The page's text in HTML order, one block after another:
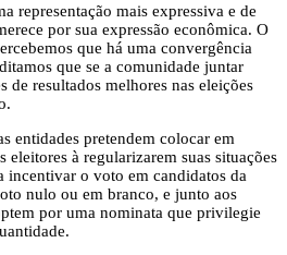
representação mais expressiva e de
por sua expressão econômica. O
que há uma convergência
que se a comunidade juntar
de resultados melhores nas eleições
entidades pretendem colocar em
eleitores à regularizarem suas situações
incentivar o voto em candidatos da
nulo ou em branco, e junto aos
por uma nominata que privilegie